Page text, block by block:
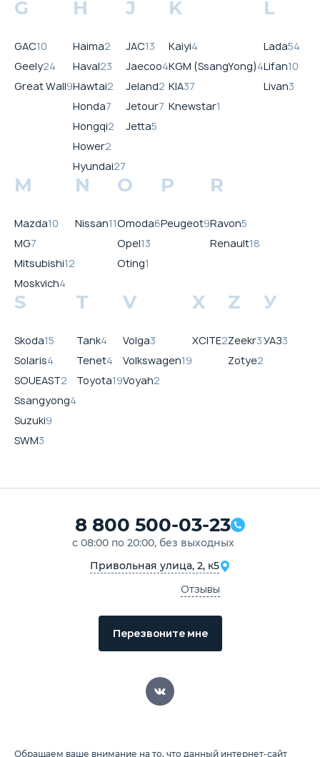
G
GAC10
Geely24
Great Wall9
H
Haima2
Haval23
Hawtai2
Honda7
Hongqi2
Hower2
Hyundai27
J
JAC13
Jaecoo4
Jeland2
Jetour7
Jetta5
K
Kaiyi4
KGM (SsangYong)4
KIA37
Knewstar1
L
Lada54
Lifan10
Livan3
M
Mazda10
MG7
Mitsubishi12
Moskvich4
N
Nissan11
O
Omoda6
Opel13
Oting1
P
Peugeot9
R
Ravon5
Renault18
S
Skoda15
Solaris4
SOUEAST2
Ssangyong4
Suzuki9
SWM3
T
Tank4
Tenet4
Toyota19
V
Volga3
Volkswagen19
Voyah2
X
XCITE2
Z
Zeekr3
Zotye2
У
УАЗ3
8 800 500-03-23
с 08:00 по 20:00, без выходных
Привольная улица, 2, к5
Отзывы
Перезвоните мне
Обращаем ваше внимание на то, что данный интернет-сайт